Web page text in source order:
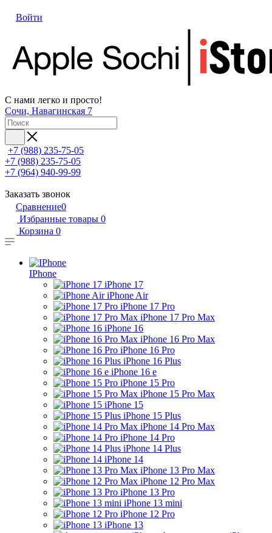
Войти
С нами легко и просто!
Сочи, Навагинская 7
+7 (988) 235-75-05
+7 (988) 235-75-05
+7 (964) 940-99-99
Заказать звонок
Сравнение0
Избранные товары 0
Корзина 0
IPhone
iPhone 17
iPhone Air
iPhone 17 Pro
iPhone 17 Pro Max
iPhone 16
iPhone 16 Pro Max
iPhone 16 Pro
iPhone 16 Plus
iPhone 16 e
iPhone 15 Pro
iPhone 15 Pro Max
iPhone 15
iPhone 15 Plus
iPhone 14 Pro Max
iPhone 14 Pro
iPhone 14 Plus
iPhone 14
iPhone 13 Pro Max
iPhone 12 Pro Max
iPhone 13 Pro
iPhone 13 mini
iPhone 12 Pro
iPhone 13